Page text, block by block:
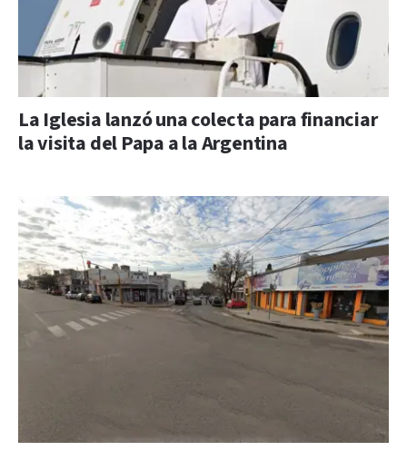
La Iglesia lanzó una colecta para financiar
la visita del Papa a la Argentina